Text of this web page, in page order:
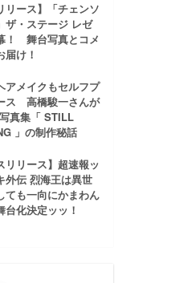
リース】「チェンソ
ザ・ステージ レゼ
舞台写真とコメ
届け！
アメイクもセルフプ
ス 高橋駿一さんが
真集「 STILL
」の制作秘話
リリース】超速報ッ
外伝 烈海王は異世
ても一向にかまわん
台化決定ッッ！